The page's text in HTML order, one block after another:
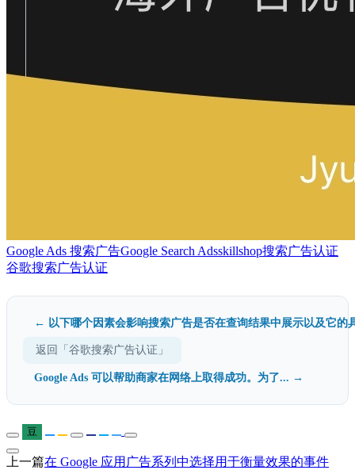
Google Ads 搜索广告Google Search Adsskillshop搜索广告认证
谷歌搜索广告认证
← 以下哪个因素会影响搜索广告是否在查询结果中展示以及它的
返回「谷歌搜索广告认证」
Google Ads 可以帮助商家在网络上取得成功。为了... →
豆
上一篇在 Google 应用广告系列中选择用于衡量效果的事件